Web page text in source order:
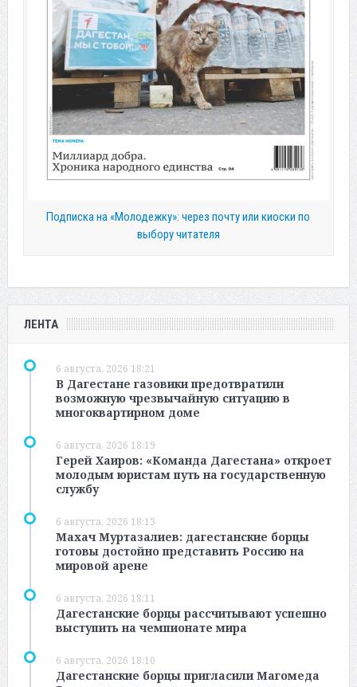
Подписка на «Молодежку»: через почту или киоски по
выбору читателя
ЛЕНТА
6 августа, 2026 18:21
В Дагестане газовики предотвратили
возможную чрезвычайную ситуацию в
многоквартирном доме
6 августа, 2026 18:19
Герей Хаиров: «Команда Дагестана» откроет
молодым юристам путь на государственную
службу
6 августа, 2026 18:13
Махач Муртазалиев: дагестанские борцы
готовы достойно представить Россию на
мировой арене
6 августа, 2026 18:11
Дагестанские борцы рассчитывают успешно
выступить на чемпионате мира
6 августа, 2026 18:10
Дагестанские борцы пригласили Магомеда